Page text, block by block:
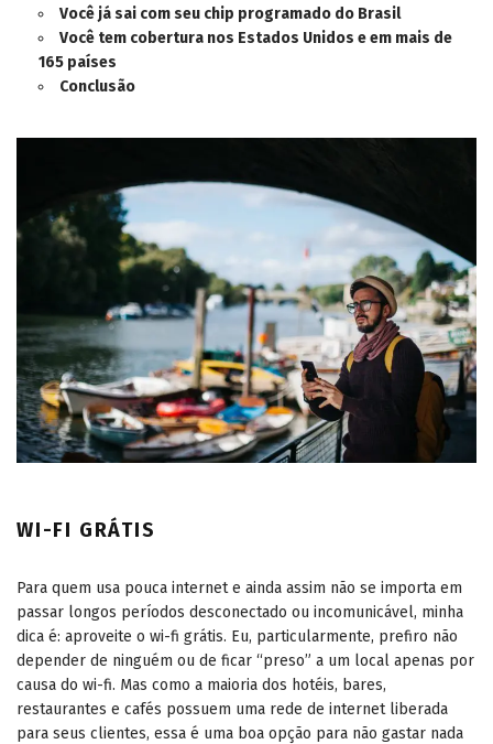
Você já sai com seu chip programado do Brasil
Você tem cobertura nos Estados Unidos e em mais de
165 países
Conclusão
WI-FI GRÁTIS
Para quem usa pouca internet e ainda assim não se importa em
passar longos períodos desconectado ou incomunicável, minha
dica é: aproveite o wi-fi grátis. Eu, particularmente, prefiro não
depender de ninguém ou de ficar “preso” a um local apenas por
causa do wi-fi. Mas como a maioria dos hotéis, bares,
restaurantes e cafés possuem uma rede de internet liberada
para seus clientes, essa é uma boa opção para não gastar nada